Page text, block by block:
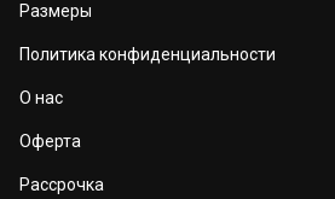
Размеры
Политика конфиденциальности
О нас
Оферта
Рассрочка